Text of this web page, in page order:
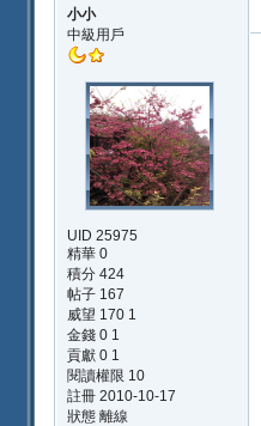
小小
中級用戶
UID 25975
精華 0
積分 424
帖子 167
威望 170 1
金錢 0 1
貢獻 0 1
閱讀權限 10
註冊 2010-10-17
狀態 離線